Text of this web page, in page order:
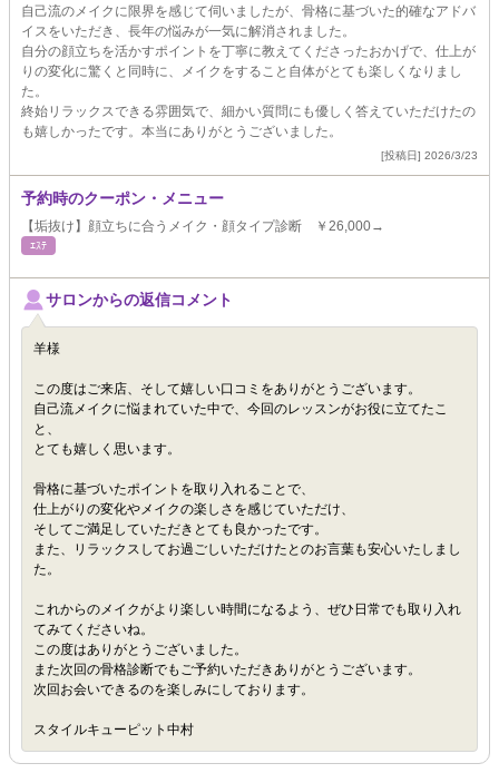
自己流のメイクに限界を感じて伺いましたが、骨格に基づいた的確なアドバ
イスをいただき、長年の悩みが一気に解消されました。
自分の顔立ちを活かすポイントを丁寧に教えてくださったおかげで、仕上が
りの変化に驚くと同時に、メイクをすること自体がとても楽しくなりまし
た。
終始リラックスできる雰囲気で、細かい質問にも優しく答えていただけたの
も嬉しかったです。本当にありがとうございました。
[投稿日] 2026/3/23
予約時のクーポン・メニュー
【垢抜け】顔立ちに合うメイク・顔タイプ診断 ￥26,000→
ｴｽﾃ
サロンからの返信コメント
羊様
この度はご来店、そして嬉しい口コミをありがとうございます。
自己流メイクに悩まれていた中で、今回のレッスンがお役に立てたこ
と、
とても嬉しく思います。
骨格に基づいたポイントを取り入れることで、
仕上がりの変化やメイクの楽しさを感じていただけ、
そしてご満足していただきとても良かったです。
また、リラックスしてお過ごしいただけたとのお言葉も安心いたしまし
た。
これからのメイクがより楽しい時間になるよう、ぜひ日常でも取り入れ
てみてくださいね。
この度はありがとうございました。
また次回の骨格診断でもご予約いただきありがとうございます。
次回お会いできるのを楽しみにしております。
スタイルキューピット中村